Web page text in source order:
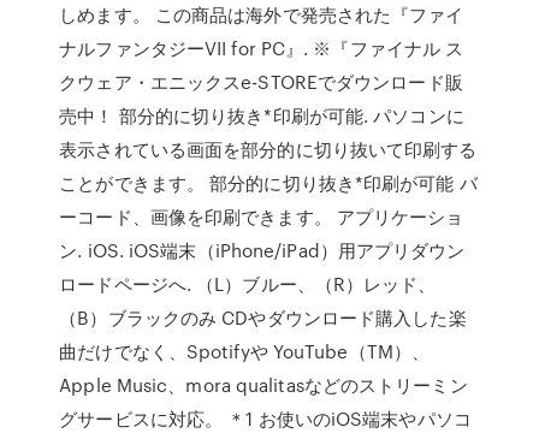
しめます。 この商品は海外で発売された『ファイ
ナルファンタジーVII for PC』. ※『ファイナル ス
クウェア・エニックスe-STOREでダウンロード販
売中！ 部分的に切り抜き*印刷が可能. パソコンに
表示されている画面を部分的に切り抜いて印刷する
ことができます。 部分的に切り抜き*印刷が可能 バ
ーコード、画像を印刷できます。 アプリケーショ
ン. iOS. iOS端末（iPhone/iPad）用アプリダウン
ロードページへ. （L）ブルー、（R）レッド、
（B）ブラックのみ CDやダウンロード購入した楽
曲だけでなく、Spotifyや YouTube（TM）、
Apple Music、mora qualitasなどのストリーミン
グサービスに対応。 ＊1 お使いのiOS端末やパソコ